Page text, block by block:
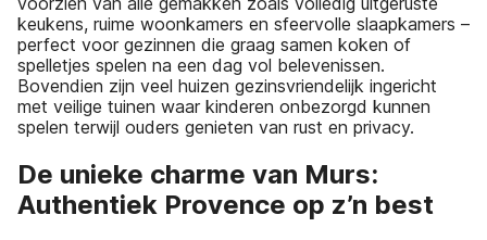
keukens, ruime woonkamers en sfeervolle slaapkamers –
perfect voor gezinnen die graag samen koken of
spelletjes spelen na een dag vol belevenissen.
Bovendien zijn veel huizen gezinsvriendelijk ingericht
met veilige tuinen waar kinderen onbezorgd kunnen
spelen terwijl ouders genieten van rust en privacy.
De unieke charme van Murs:
Authentiek Provence op z’n best